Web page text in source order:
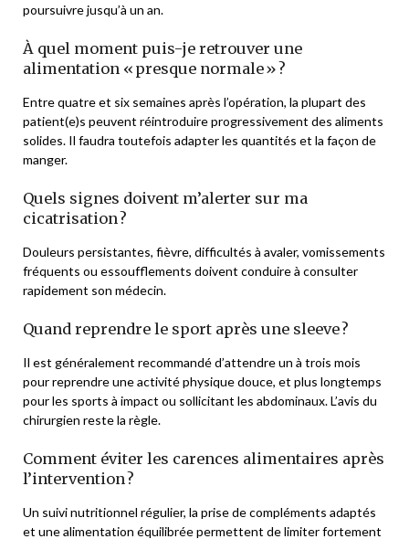
poursuivre jusqu’à un an.
À quel moment puis-je retrouver une
alimentation « presque normale » ?
Entre quatre et six semaines après l’opération, la plupart des
patient(e)s peuvent réintroduire progressivement des aliments
solides. Il faudra toutefois adapter les quantités et la façon de
manger.
Quels signes doivent m’alerter sur ma
cicatrisation ?
Douleurs persistantes, fièvre, difficultés à avaler, vomissements
fréquents ou essoufflements doivent conduire à consulter
rapidement son médecin.
Quand reprendre le sport après une sleeve ?
Il est généralement recommandé d’attendre un à trois mois
pour reprendre une activité physique douce, et plus longtemps
pour les sports à impact ou sollicitant les abdominaux. L’avis du
chirurgien reste la règle.
Comment éviter les carences alimentaires après
l’intervention ?
Un suivi nutritionnel régulier, la prise de compléments adaptés
et une alimentation équilibrée permettent de limiter fortement